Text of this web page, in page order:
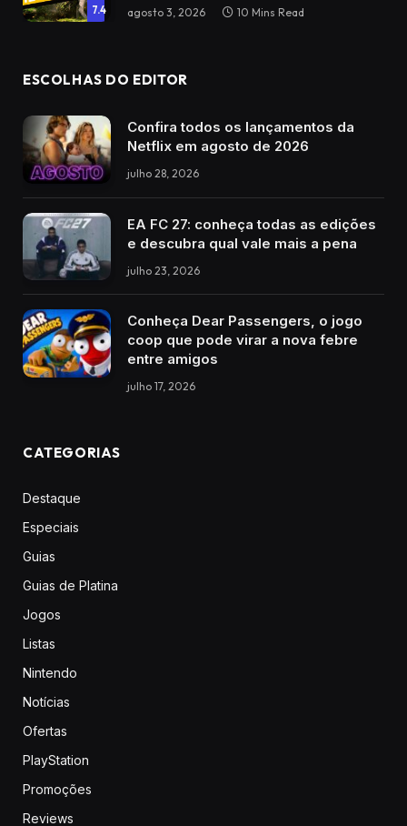
7.4 agosto 3, 2026 10 Mins Read
ESCOLHAS DO EDITOR
Confira todos os lançamentos da
Netflix em agosto de 2026
julho 28, 2026
EA FC 27: conheça todas as edições
e descubra qual vale mais a pena
julho 23, 2026
Conheça Dear Passengers, o jogo
coop que pode virar a nova febre
entre amigos
julho 17, 2026
CATEGORIAS
Destaque
Especiais
Guias
Guias de Platina
Jogos
Listas
Nintendo
Notícias
Ofertas
PlayStation
Promoções
Reviews